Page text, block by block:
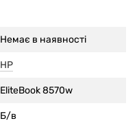
Немає в наявності
HP
EliteBook 8570w
Б/в